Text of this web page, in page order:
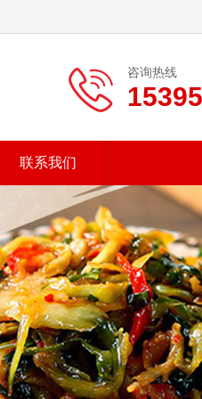
咨询热线
联系我们